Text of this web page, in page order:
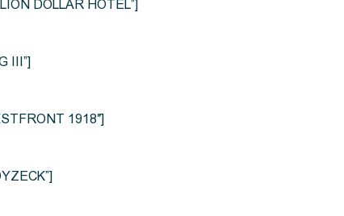
DOLLAR HOTEL”]
III”]
1918″]